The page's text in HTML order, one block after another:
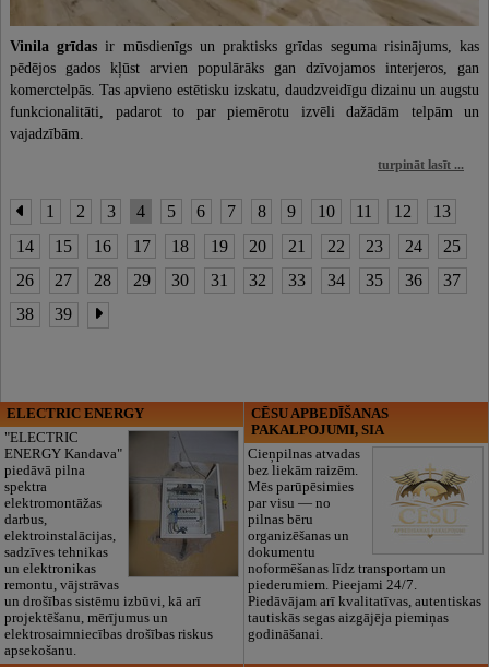
Vinila grīdas ir mūsdienīgs un praktisks grīdas seguma risinājums, kas
pēdējos gados kļūst arvien populārāks gan dzīvojamos interjeros, gan
komerctelpās. Tas apvieno estētisku izskatu, daudzveidīgu dizainu un augstu
funkcionalitāti, padarot to par piemērotu izvēli dažādām telpām un
vajadzībām.
turpināt lasīt ...
1 2 3 4 5 6 7 8 9 10 11 12
13
14
15 16 17 18 19 20 21 22 23 24
25
26
27 28 29 30 31 32 33 34 35 36
37
38
39
ELECTRIC ENERGY
"ELECTRIC
ENERGY Kandava"
piedāvā pilna
spektra
elektromontāžas
darbus,
elektroinstalācijas,
sadzīves tehnikas
un elektronikas
remontu, vājstrāvas
un drošības sistēmu izbūvi, kā arī
projektēšanu, mērījumus un
elektrosaimniecības drošības riskus
apsekošanu.
CĒSU APBEDĪŠANAS
PAKALPOJUMI, SIA
Cieņpilnas atvadas
bez liekām raizēm.
Mēs parūpēsimies
par visu — no
pilnas bēru
organizēšanas un
dokumentu
noformēšanas līdz transportam un
piederumiem. Pieejami 24/7.
Piedāvājam arī kvalitatīvas, autentiskas
tautiskās segas aizgājēja piemiņas
godināšanai.